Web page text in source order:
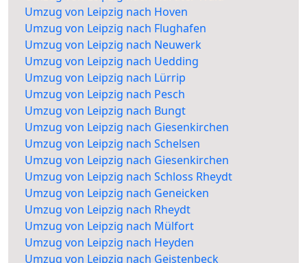
Umzug von Leipzig nach Hoven
Umzug von Leipzig nach Flughafen
Umzug von Leipzig nach Neuwerk
Umzug von Leipzig nach Uedding
Umzug von Leipzig nach Lürrip
Umzug von Leipzig nach Pesch
Umzug von Leipzig nach Bungt
Umzug von Leipzig nach Giesenkirchen
Umzug von Leipzig nach Schelsen
Umzug von Leipzig nach Giesenkirchen
Umzug von Leipzig nach Schloss Rheydt
Umzug von Leipzig nach Geneicken
Umzug von Leipzig nach Rheydt
Umzug von Leipzig nach Mülfort
Umzug von Leipzig nach Heyden
Umzug von Leipzig nach Geistenbeck